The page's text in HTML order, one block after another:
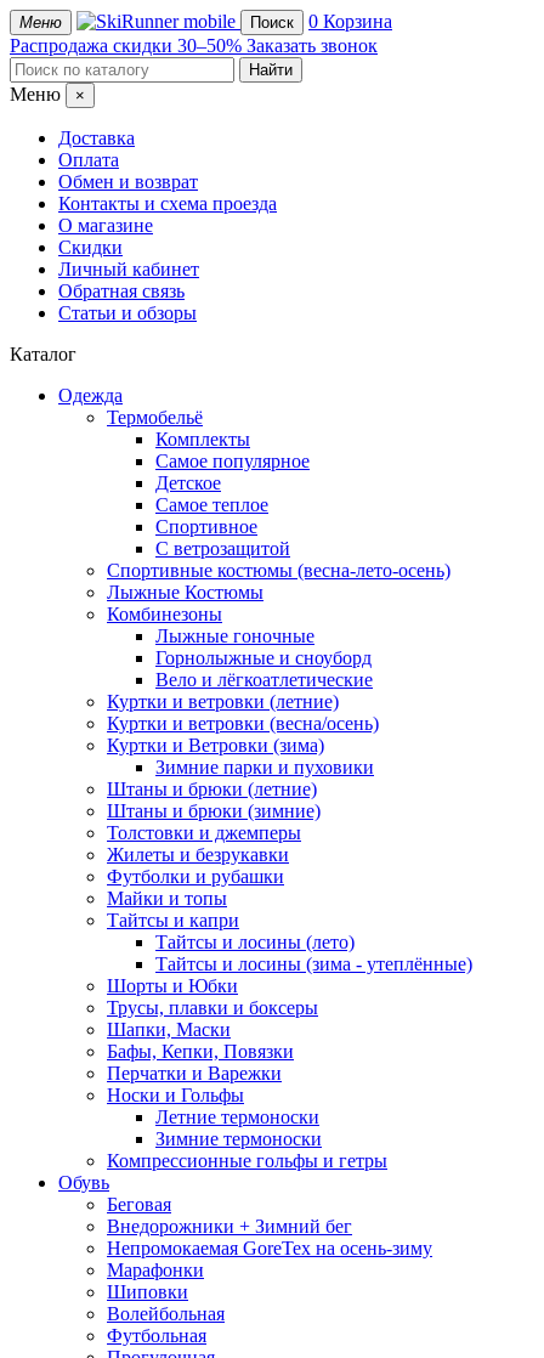
Меню mobile Поиск 0 Корзина
Распродажа скидки 30–50% Заказать звонок
Меню ×
Доставка
Оплата
Обмен и возврат
Контакты и схема проезда
О магазине
Скидки
Личный кабинет
Обратная связь
Статьи и обзоры
Каталог
Одежда
Термобельё
Комплекты
Самое популярное
Детское
Самое теплое
Спортивное
С ветрозащитой
Спортивные костюмы (весна-лето-осень)
Лыжные Костюмы
Комбинезоны
Лыжные гоночные
Горнолыжные и сноуборд
Вело и лёгкоатлетические
Куртки и ветровки (летние)
Куртки и ветровки (весна/осень)
Куртки и Ветровки (зима)
Зимние парки и пуховики
Штаны и брюки (летние)
Штаны и брюки (зимние)
Толстовки и джемперы
Жилеты и безрукавки
Футболки и рубашки
Майки и топы
Тайтсы и капри
Тайтсы и лосины (лето)
Тайтсы и лосины (зима - утеплённые)
Шорты и Юбки
Трусы, плавки и боксеры
Шапки, Маски
Бафы, Кепки, Повязки
Перчатки и Варежки
Носки и Гольфы
Летние термоноски
Зимние термоноски
Компрессионные гольфы и гетры
Обувь
Беговая
Внедорожники + Зимний бег
Непромокаемая GoreTex на осень-зиму
Марафонки
Шиповки
Волейбольная
Футбольная